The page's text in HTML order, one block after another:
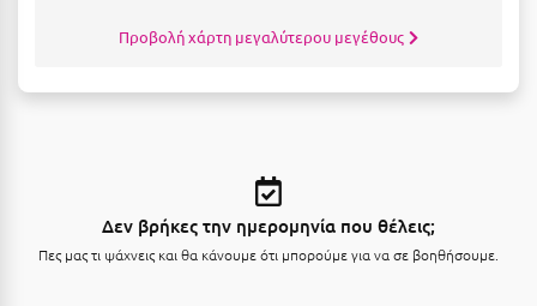
Σιθωνία
Προβολή χάρτη μεγαλύτερου μεγέθους
Δεν βρήκες την ημερομηνία που θέλεις;
Πες μας τι ψάχνεις και θα κάνουμε ότι μπορούμε για να σε βοηθήσουμε.